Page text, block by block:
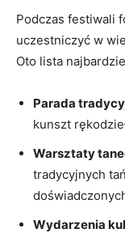
Podczas festiwali
uczestniczyć w‍
Oto lista
Parada
kunszt
Warsztaty
‍tradycyjnych‌
Wydarzenia